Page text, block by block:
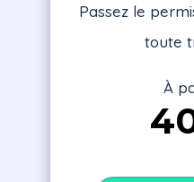
Passez le
toute
À